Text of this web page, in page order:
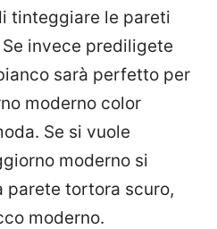
tinteggiare le pareti
invece prediligete
sarà perfetto per
moderno color
Se si vuole
moderno si
parete tortora scuro,
moderno.